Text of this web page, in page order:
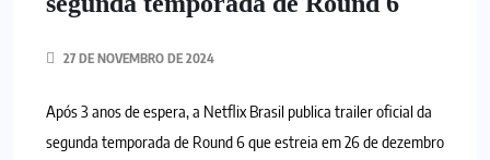
27 DE NOVEMBRO DE 2024
Após 3 anos de espera, a Netflix Brasil publica trailer oficial da
segunda temporada de Round 6 que estreia em 26 de dezembro